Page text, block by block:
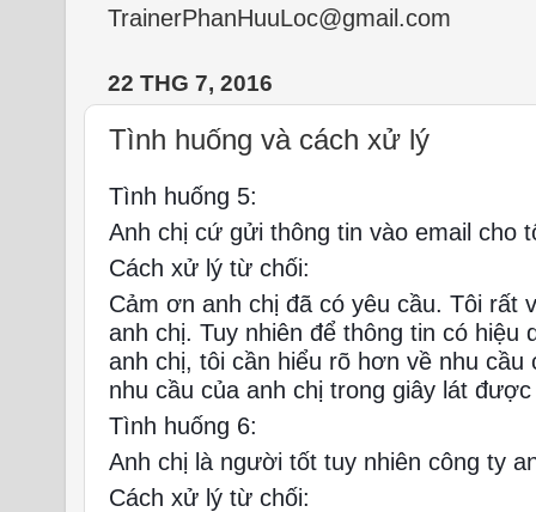
TrainerPhanHuuLoc@gmail.com
22 THG 7, 2016
Tình huống và cách xử lý
Tình huống 5:
Anh chị cứ gửi thông tin vào email cho
Cách xử lý từ chối:
Cảm ơn anh chị đã có yêu cầu. Tôi rất
anh chị. Tuy nhiên để thông tin có hiệu
anh chị, tôi cần hiểu rõ hơn về nhu
nhu cầu của anh chị trong giây lát
Tình huống 6:
Anh chị là người tốt tuy nhiên công ty
Cách xử lý từ chối: